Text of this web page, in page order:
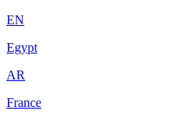
EN
Egypt
AR
France